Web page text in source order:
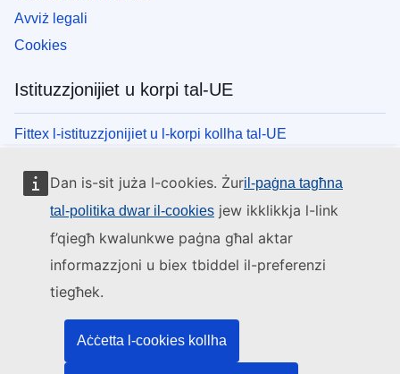
Dan is-sit juża l-cookies. Żuril-paġna tagħna
tal-politika dwar il-cookies jew ikklikkja l-link
f’qiegħ kwalunkwe paġna għal aktar
informazzjoni u biex tbiddel il-preferenzi
tiegħek.
Aċċetta l-cookies kollha
Avviż legali
Cookies
Istituzzjonijiet u korpi tal-UE
Fittex l-istituzzjonijiet u l-korpi kollha tal-UE